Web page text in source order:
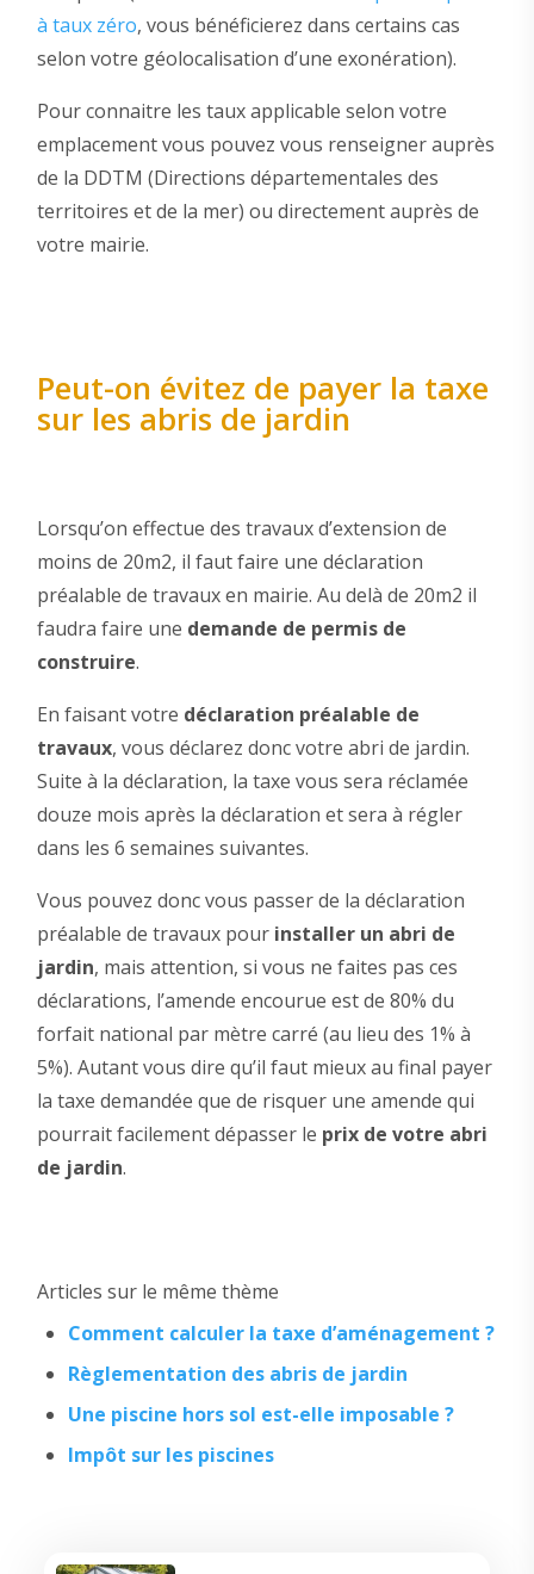
à taux zéro, vous bénéficierez dans certains cas
selon votre géolocalisation d’une exonération).
Pour connaitre les taux applicable selon votre
emplacement vous pouvez vous renseigner auprès
de la DDTM (Directions départementales des
territoires et de la mer) ou directement auprès de
votre mairie.
Peut-on évitez de payer la taxe
sur les abris de jardin
Lorsqu’on effectue des travaux d’extension de
moins de 20m2, il faut faire une déclaration
préalable de travaux en mairie. Au delà de 20m2 il
faudra faire une demande de permis de
construire.
En faisant votre déclaration préalable de
travaux, vous déclarez donc votre abri de jardin.
Suite à la déclaration, la taxe vous sera réclamée
douze mois après la déclaration et sera à régler
dans les 6 semaines suivantes.
Vous pouvez donc vous passer de la déclaration
préalable de travaux pour installer un abri de
jardin, mais attention, si vous ne faites pas ces
déclarations, l’amende encourue est de 80% du
forfait national par mètre carré (au lieu des 1% à
5%). Autant vous dire qu’il faut mieux au final payer
la taxe demandée que de risquer une amende qui
pourrait facilement dépasser le prix de votre abri
de jardin.
Articles sur le même thème
Comment calculer la taxe d’aménagement ?
Règlementation des abris de jardin
Une piscine hors sol est-elle imposable ?
Impôt sur les piscines